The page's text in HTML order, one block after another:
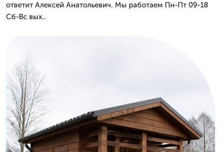
ответит Алексей Анатольевич. Мы работаем Пн-Пт 09-18
Сб-Вс вых..